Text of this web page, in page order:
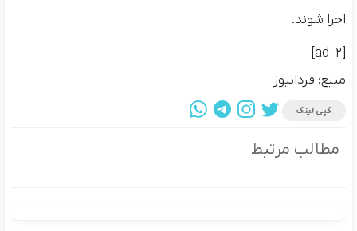
اجرا شوند.
[ad_2]
منبع: فردانیوز
کپی لینک
مطالب مرتبط